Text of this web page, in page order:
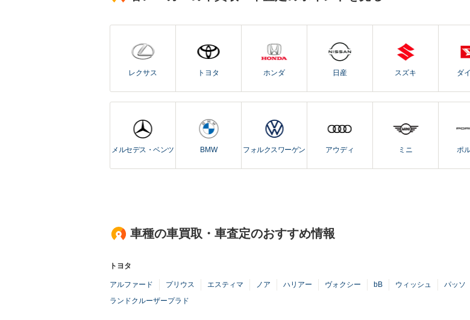
レクサス トヨタ ホンダ 日産 スズキ ダ
メルセデス・ベンツ BMW フォルクスワーゲン アウディ ミニ ポ
車種の車買取・車査定のおすすめ情報
トヨタ
アルファード プリウス エスティマ ノア ハリアー ヴォクシー bB ウィッシュ パッソ
ランドクルーザープラド